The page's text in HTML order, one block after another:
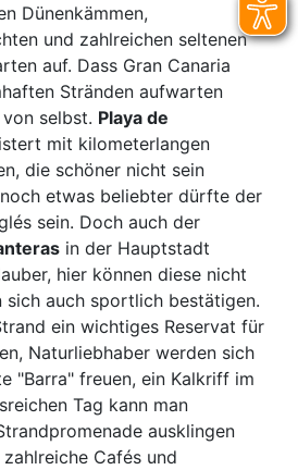
Dünenkämmen,
und zahlreichen seltenen
auf. Dass Gran Canaria
Stränden aufwarten
selbst. Playa de
mit kilometerlangen
die schöner nicht sein
etwas beliebter dürfte der
sein. Doch auch der
in der Hauptstadt
hier können diese nicht
sich auch sportlich bestätigen.
ein wichtiges Reservat für
Naturliebhaber werden sich
"Barra" freuen, ein Kalkriff im
Tag kann man
ausklingen
Cafés und